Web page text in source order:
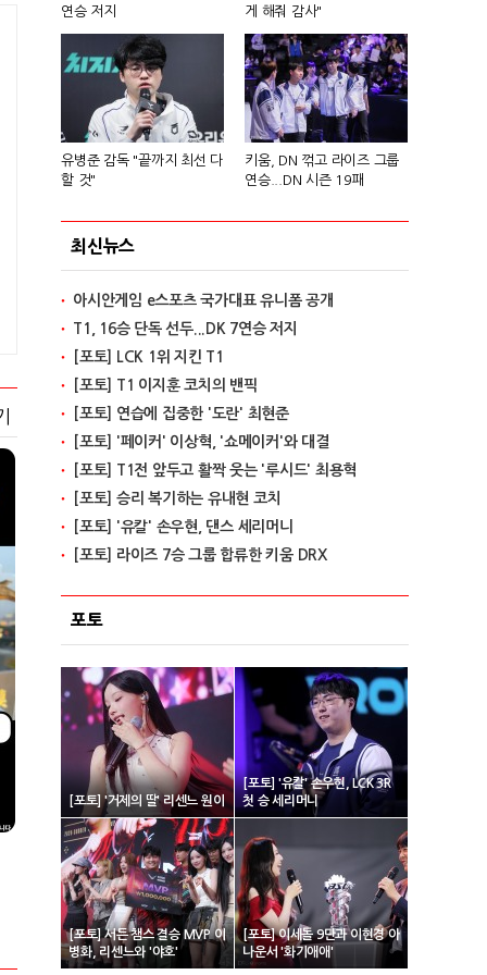
연승 저지 게 해줘 감사"
유병준 감독 "끝까지 최선 다
할 것"
키움, DN 꺾고 라이즈 그룹
연승...DN 시즌 19패
최신뉴스
아시안게임 e스포츠 국가대표 유니폼 공개
T1, 16승 단독 선두...DK 7연승 저지
[포토] LCK 1위 지킨 T1
[포토] T1 이지훈 코치의 밴픽
[포토] 연습에 집중한 '도란' 최현준
[포토] '페이커' 이상혁, '쇼메이커'와 대결
[포토] T1전 앞두고 활짝 웃는 '루시드' 최용혁
[포토] 승리 복기하는 유내현 코치
[포토] '유칼' 손우현, 댄스 세리머니
[포토] 라이즈 7승 그룹 합류한 키움 DRX
포토
[포토] '거제의 딸' 리센느 원이
[포토] '유칼' 손우현, LCK 3R
첫 승 세리머니
[포토] 서든 챔스 결승 MVP 이
병화, 리센느와 '야호'
[포토] 이세돌 9단과 이현경 아
나운서 '화기애애'